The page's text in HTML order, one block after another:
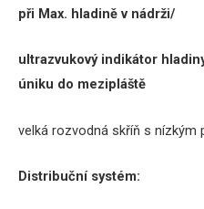
při Max. hladině v nádrži/
ultrazvukový indikátor
úniku do mezipláště
velká rozvodná skříň s nízkým
Distribuční systém: